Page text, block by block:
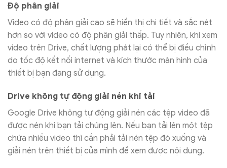
Độ phân giải
Video có độ phân giải cao sẽ hiển thị chi tiết và sắc nét
hơn so với video có độ phân giải thấp. Tuy nhiên, khi xem
video trên Drive, chất lượng phát lại có thể bị điều chỉnh
do tốc độ kết nối internet và kích thước màn hình của
thiết bị bạn đang sử dụng.
Drive không tự động giải nén khi tải
Google Drive không tự động giải nén các tệp video đã
được nén khi bạn tải chúng lên. Nếu bạn tải lên một tệp
chứa nhiều video thì cần phải tải nén tệp đó xuống và
giải nén trên thiết bị của mình để xem được nội dung.